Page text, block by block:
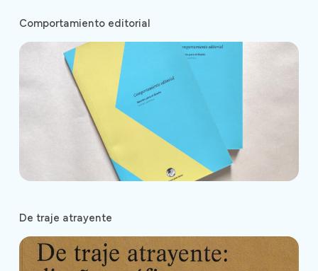
Comportamiento editorial
De traje atrayente